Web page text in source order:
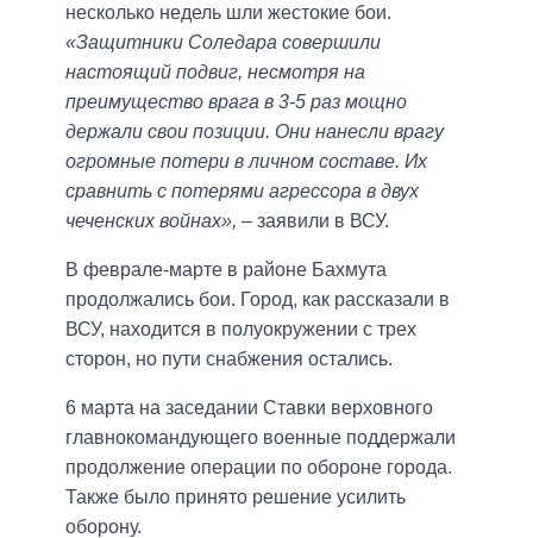
несколько недель шли жестокие бои.
«Защитники Соледара совершили
настоящий подвиг, несмотря на
преимущество врага в 3-5 раз мощно
держали свои позиции. Они нанесли врагу
огромные потери в личном составе. Их
сравнить с потерями агрессора в двух
чеченских войнах», – заявили в ВСУ.
В феврале-марте в районе Бахмута
продолжались бои. Город, как рассказали в
ВСУ, находится в полуокружении с трех
сторон, но пути снабжения остались.
6 марта на заседании Ставки верховного
главнокомандующего военные поддержали
продолжение операции по обороне города.
Также было принято решение усилить
оборону.